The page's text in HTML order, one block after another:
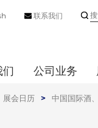
联系我们
们 公司业务
展会日历 > 中国国际酒